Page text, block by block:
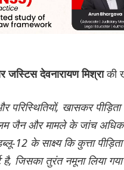
देवनारायण मिश्राकी
खासकर
जैन और मामले के जांच अधिकारी
12 के साक्ष्य कि कुत्ता
है, जिसका तुरंत नमूना लिया